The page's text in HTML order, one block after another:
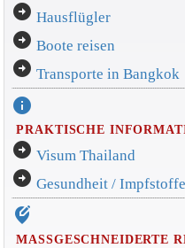
arrow_circle_right Hausflügler
arrow_circle_right Boote reisen
arrow_circle_right Transporte in Bangkok
info
PRAKTISCHE
arrow_circle_right Visum Thailand
arrow_circle_right Gesundheit / Impfstoffe
edit_location_alt
MASSGESCHNEIDERTE